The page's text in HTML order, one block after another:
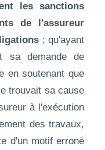
les sanctions
de l'assureur
; qu'ayant
sa demande de
en soutenant que
trouvait sa cause
à l'exécution
des travaux,
d'un motif erroné